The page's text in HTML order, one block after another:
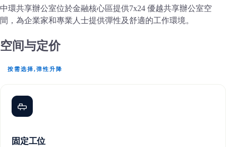
中環共享辦公室位於金融核心區提供7x24 優越共享辦公室空
間，為企業家和專業人士提供彈性及舒適的工作環境。
空间与定价
按需选择,弹性升降
固定工位